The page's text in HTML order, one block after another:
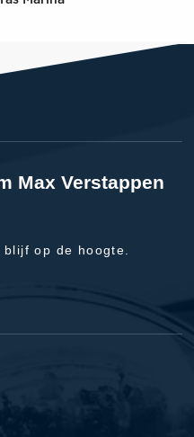
Max Verstappen
op de hoogte.